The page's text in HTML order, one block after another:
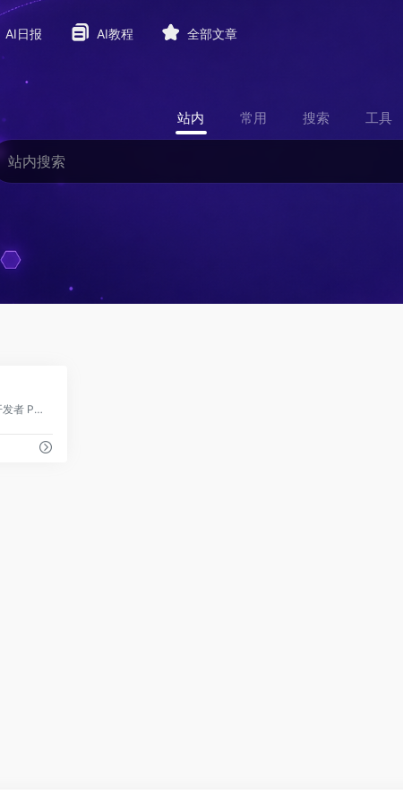
AI日报 AI教程 全部文章
站内 常用 搜索 工具
OpenClaw 是开发者 Peter Steinberger 发起的开源个人 AI 助手(智能体),口号是「以龙虾之道🦞」。